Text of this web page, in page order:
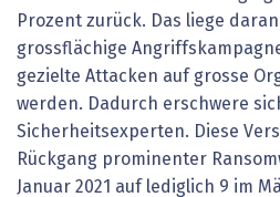
Prozent zurück. Das liege
grossflächige
gezielte Attacken auf grosse
werden. Dadurch erschwere
Sicherheitsexperten. Diese
Rückgang prominenter
Januar 2021 auf lediglich 9 im